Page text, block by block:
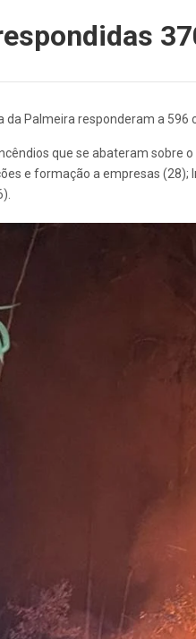
Palmeira responderam a
que se abateram sobre
e formação a empresas